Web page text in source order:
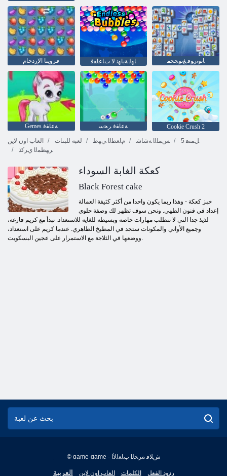
فرويتا الإزدحام ﺎﻬﻟ ﺔﻳﺎﻬﻧ ﻻ ﺕﺎﻋﺎﻘﻓ ﺎﻧﻮﺗﺭﻮﻓ ﻎﻧﻮﺠﺤﻣ
Gemes ﺔﻋﺎﻘﻓ ﺔﻋﺎﻘﻓ ﺮﺤﺳ
Cookie Crush 2
العاب اون لاين
لعبة للبنات ﻡﺎﻌﻄﻟﺍ ﻲﻬﻃ ﺲﻤﻠﻟﺍ ﺔﺷﺎﺷ
5 ﻞﻤﺘﻫ
ﺮﻬﻈﻤﻟﺍ ﻱﺮﻛﺫ
كعكة الغابة السوداء
Black Forest cake
خبز كعكة - وهذا ربما يكون واحدا من أكثر كثيفة العمالة
إعداد في فنون الطهي. ونحن سوف تظهر لك وصفة حلوى
لذيذ جدا التي لا تتطلب مهارات خاصة وبسيطة للغاية للاستعداد. تبدأ مع كريم فارغة،
وجميع الأواني والمكونات ستجد في المطبخ الظاهري. عندما كريم على استعداد،
ووضعها في الثلاجة مع الاستمرار على عجين البسكويت.
© game-game - ﺵﻼ ﻓ ﺓﺮﺤﻟﺍ ﺏﺎﻌﻟﻷ ﺍ
العربية
English
العاب اون لاين الكلمات ردود الفعل